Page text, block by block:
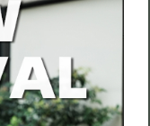
drogowe wielu
lusterka
górskich,